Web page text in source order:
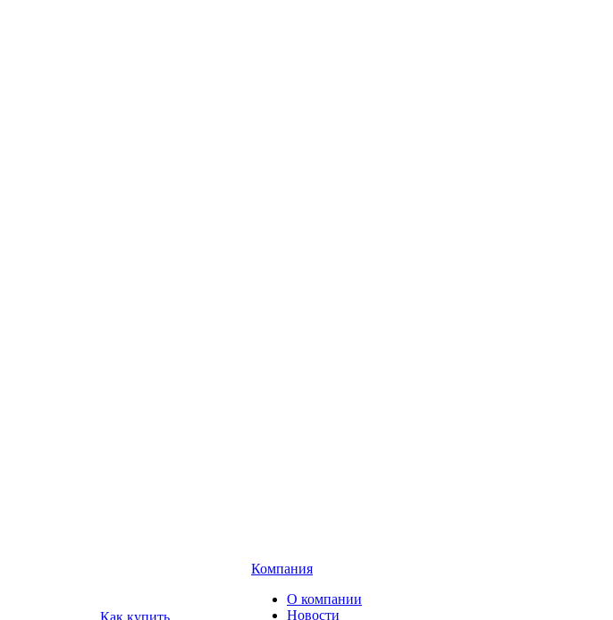
Как купить
Компания
О компании
Новости